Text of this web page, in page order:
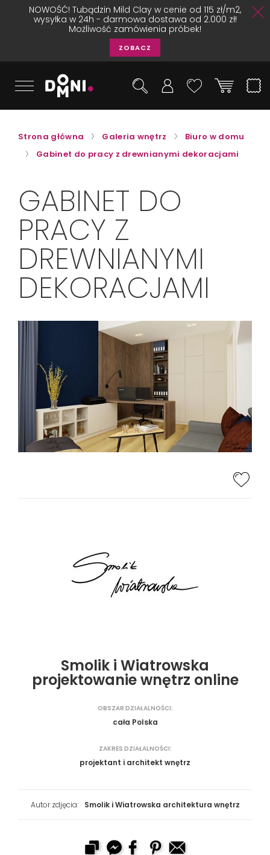
NOWOŚĆ! Tubądzin Mild Clay w cenie od 115 zł/m2,
wysyłka w 24h - darmowa dostawa od 2.000 zł!
Możliwość zamówienia próbek!
ZOBACZ
Strona główna Galeria wnętrz
Biuro w domu
Gabinet do pracy z drewnianymi dekoracjami
GABINET DO
PRACY Z
DREWNIANYMI
DEKORACJAMI
Smolik i Wiatrowska
projektowanie wnętrz online
OBSZAR DZIAŁALNOŚCI:
cała Polska
ZAKRES DZIAŁALNOŚCI:
projektant i architekt wnętrz
Autor zdjęcia: Smolik i Wiatrowska architektura wnętrz